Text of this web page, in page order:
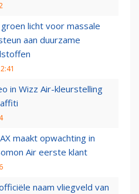
licht voor massale
aan duurzame
in Wizz Air-kleurstelling
maakt opwachting in
Air eerste klant
naam vliegveld van